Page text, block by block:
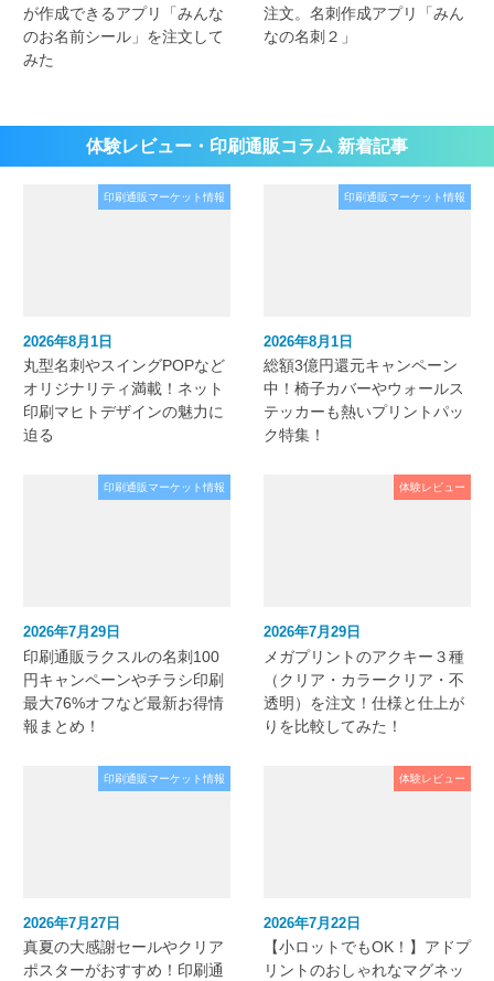
が作成できるアプリ「みんな
のお名前シール」を注文して
みた
注文。名刺作成アプリ「みん
なの名刺２」
体験レビュー・印刷通販コラム 新着記事
印刷通販マーケット情報
2026年8月1日
丸型名刺やスイングPOPなど
オリジナリティ満載！ネット
印刷マヒトデザインの魅力に
迫る
印刷通販マーケット情報
2026年8月1日
総額3億円還元キャンペーン
中！椅子カバーやウォールス
テッカーも熱いプリントパッ
ク特集！
印刷通販マーケット情報
2026年7月29日
印刷通販ラクスルの名刺100
円キャンペーンやチラシ印刷
最大76%オフなど最新お得情
報まとめ！
体験レビュー
2026年7月29日
メガプリントのアクキー３種
（クリア・カラークリア・不
透明）を注文！仕様と仕上が
りを比較してみた！
印刷通販マーケット情報
2026年7月27日
真夏の大感謝セールやクリア
ポスターがおすすめ！印刷通
体験レビュー
2026年7月22日
【小ロットでもOK！】アドプ
リントのおしゃれなマグネッ